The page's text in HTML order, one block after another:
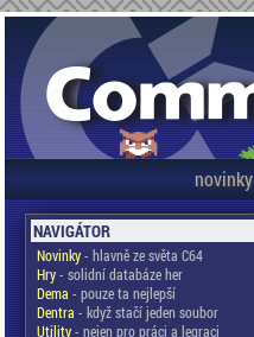
novinky
NAVIGÁTOR
Novinky- hlavně ze světa C64
Hry- solidní databáze her
Dema - pouze ta nejlepší
Dentra - když stačí jeden soubor
Utility- nejen pro práci a legraci